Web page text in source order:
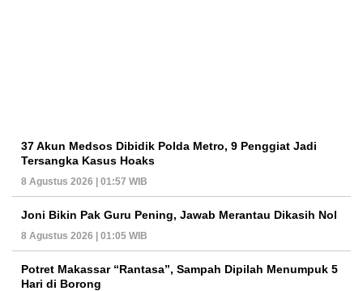
37 Akun Medsos Dibidik Polda Metro, 9 Penggiat Jadi
Tersangka Kasus Hoaks
8 Agustus 2026 | 01:57 WIB
Joni Bikin Pak Guru Pening, Jawab Merantau Dikasih Nol
8 Agustus 2026 | 01:05 WIB
Potret Makassar “Rantasa”, Sampah Dipilah Menumpuk 5
Hari di Borong